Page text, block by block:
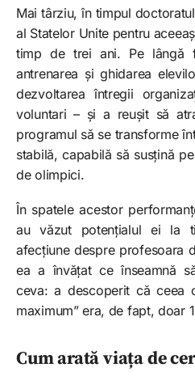
Mai târziu, în timpul
al Statelor Unite pentru
timp de trei ani. Pe lângă
antrenarea și ghidarea
dezvoltarea întregii
voluntari – și a reușit să
programul să se transforme
stabilă, capabilă să susțină
de olimpici.​
În spatele acestor
au văzut potențialul ei la
afecțiune despre profesoara
ea a învățat ce înseamnă
ceva: a descoperit că ceea
maximum” era, de fapt, doar
Cum arată viața de